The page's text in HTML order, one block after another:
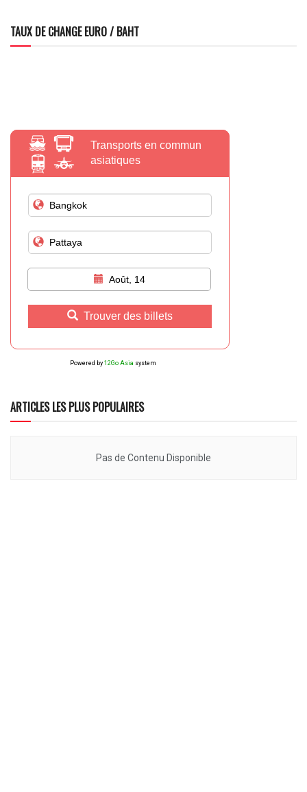
TAUX DE CHANGE EURO / BAHT
Transports en commun
asiatiques
Août, 14
Trouver des billets
Powered by 12Go Asia system
ARTICLES LES PLUS POPULAIRES
Pas de Contenu Disponible